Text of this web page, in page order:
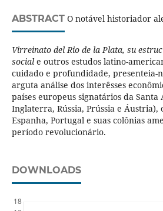
ABSTRACTO notável historiador
Virreinato del Rio de la Plata, su
social e outros estudos latino-
cuidado e profundidade, presenteia-
arguta análise dos interêsses
países europeus signatários da Santa
Inglaterra, Rússia, Prússia e Áustria),
Espanha, Portugal e suas colônias
período revolucionário.
DOWNLOADS